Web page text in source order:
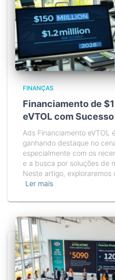
FINANÇAS
Financiamento de
eVTOL com Sucesso
Ads Financiamento eVTOL
ganhando destaque no
especialmente com os
e a busca por soluções de
Neste artigo,
Ler mais